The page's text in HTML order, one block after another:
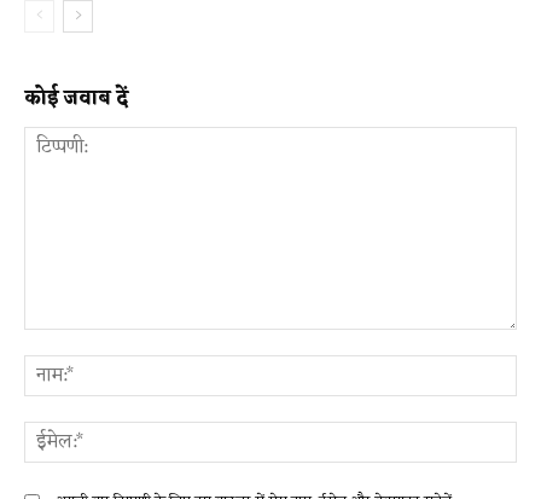
कोई जवाब दें